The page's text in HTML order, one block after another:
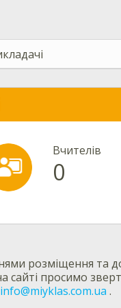
Вчителів
0
розміщення та
сайті просимо
info@miyklas.com.ua .